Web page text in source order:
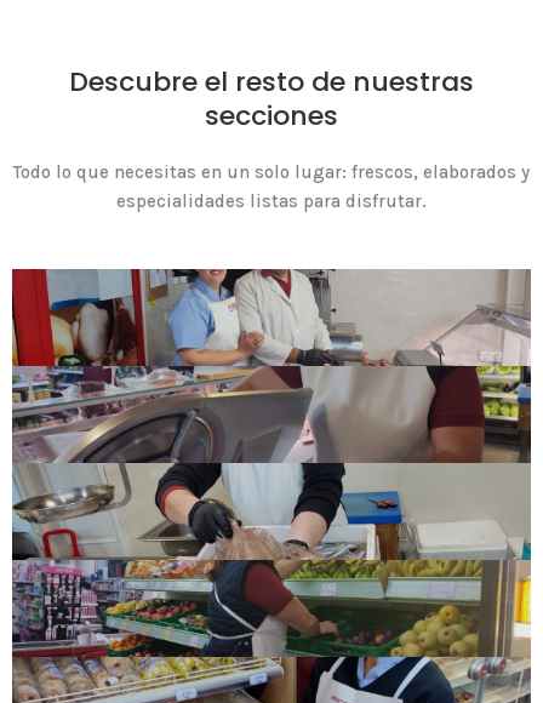
Descubre el resto de nuestras
secciones
Todo lo que necesitas en un solo lugar: frescos, elaborados y
especialidades listas para disfrutar.